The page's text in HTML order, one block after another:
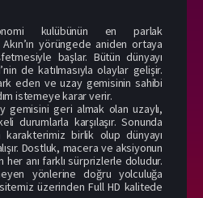
kulübünün en parlak
yörüngede aniden ortaya
başlar. Bütün dünyayı
de katılmasıyla olaylar gelişir.
eden ve uzay gemisinin sahibi
istemeye karar verir.
gemisini geri almak olan uzaylı,
durumlarla karşılaşır. Sonunda
karakterimiz birlik olup dünyayı
Dostluk, macera ve aksiyonun
anı farklı sürprizlerle doludur.
yönlerine doğru yolculuğa
sitemiz üzerinden Full HD kalitede